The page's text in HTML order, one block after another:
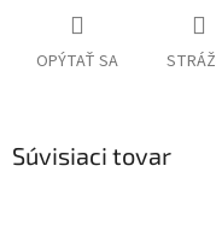
OPÝTAŤ SA
Súvisiaci tovar